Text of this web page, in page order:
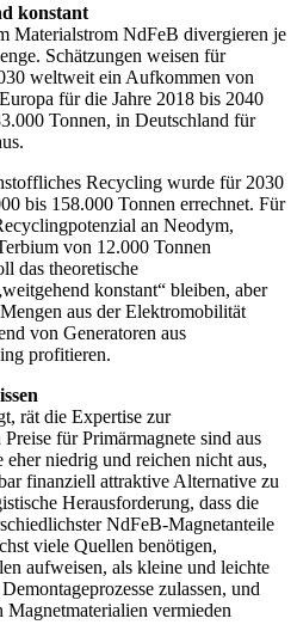
konstant
Materialstrom NdFeB divergieren je
Schätzungen weisen für
weltweit ein Aufkommen von
für die Jahre 2018 bis 2040
Tonnen, in Deutschland für
Recycling wurde für 2030
bis 158.000 Tonnen errechnet. Für
an Neodym,
von 12.000 Tonnen
das theoretische
konstant“ bleiben, aber
aus der Elektromobilität
von Generatoren aus
profitieren.
rät die Expertise zur
für Primärmagnete sind aus
niedrig und reichen nicht aus,
finanziell attraktive Alternative zu
Herausforderung, dass die
NdFeB-Magnetanteile
viele Quellen benötigen,
aufweisen, als kleine und leichte
zulassen, und
Magnetmaterialien vermieden